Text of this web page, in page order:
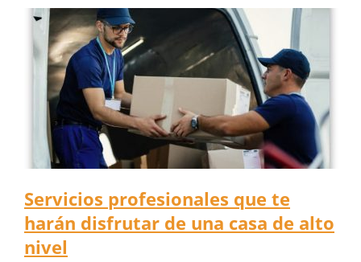
Servicios profesionales que te
harán disfrutar de una casa de alto
nivel